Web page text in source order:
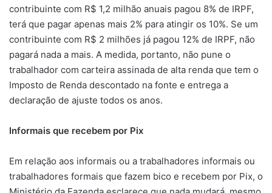
contribuinte com R$ 1,2 milhão anuais pagou 8% de IRPF,
terá que pagar apenas mais 2% para atingir os 10%. Se um
contribuinte com R$ 2 milhões já pagou 12% de IRPF, não
pagará nada a mais. A medida, portanto, não pune o
trabalhador com carteira assinada de alta renda que tem o
Imposto de Renda descontado na fonte e entrega a
declaração de ajuste todos os anos.
Informais que recebem por Pix
Em relação aos informais ou a trabalhadores informais ou
trabalhadores formais que fazem bico e recebem por Pix, o